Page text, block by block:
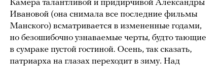
Камера талантливой и придирчивой Александры
Ивановой (она снимала все последние фильмы
Манского) всматривается в измененные годами,
но безошибочно узнаваемые черты, будто тающие
в сумраке пустой гостиной. Осень, так сказать,
патриарха на глазах переходит в зиму. Над